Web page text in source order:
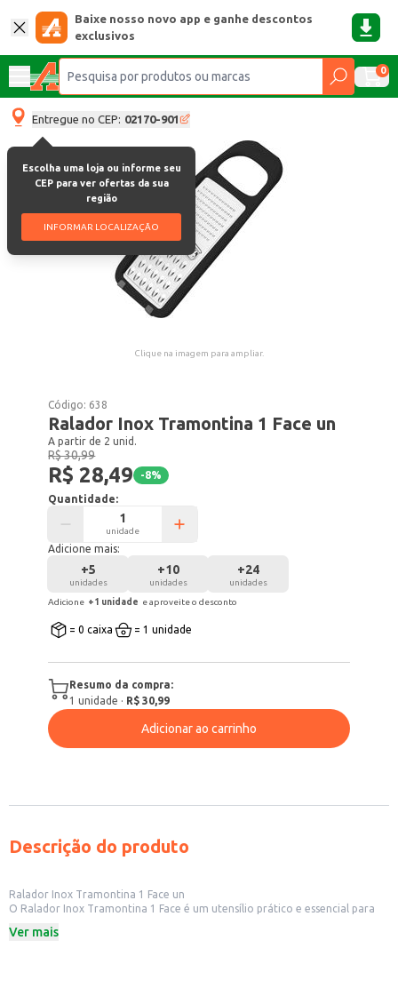
Baixe nosso novo app e ganhe descontos
exclusivos
0
Entregue no CEP: 02170-901
Escolha uma loja ou informe seu
CEP para ver ofertas da sua
região
INFORMAR LOCALIZAÇÃO
Clique na imagem para ampliar.
Código: 638
Ralador Inox Tramontina 1 Face un
A partir de 2 unid.
R$ 30,99
R$ 28,49 -8%
Quantidade:
unidade
Adicione mais:
+5
unidades
+10
unidades
+24
unidades
Adicione +1 unidade e aproveite o desconto
= 0 caixa = 1 unidade
Resumo da compra:
1 unidade · R$ 30,99
Adicionar ao carrinho
Descrição do produto
Ralador Inox Tramontina 1 Face un
O Ralador Inox Tramontina 1 Face é um utensílio prático e essencial para
alimentos, tornando o processo mais rápido e eficiente.
Ver mais